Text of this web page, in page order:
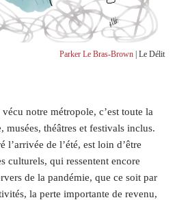
Parker Le Bras-Brown | Le Délit
notre métropole, c’est toute la
musées, théâtres et festivals inclus.
de l’été, est loin d’être
culturels, qui ressentent encore
de la pandémie, que ce soit par
la perte importante de revenu,